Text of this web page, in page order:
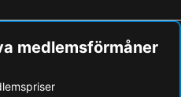
medlemsförmåner